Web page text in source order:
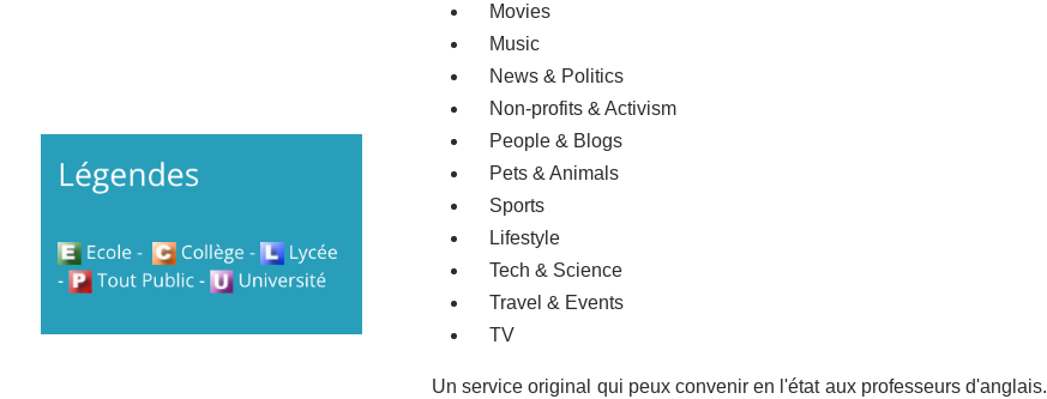
Movies
Music
News & Politics
Non-profits & Activism
People & Blogs
Pets & Animals
Sports
Lifestyle
Tech & Science
Travel & Events
TV
Un service original qui peux convenir en l'état aux professeurs d'anglais.